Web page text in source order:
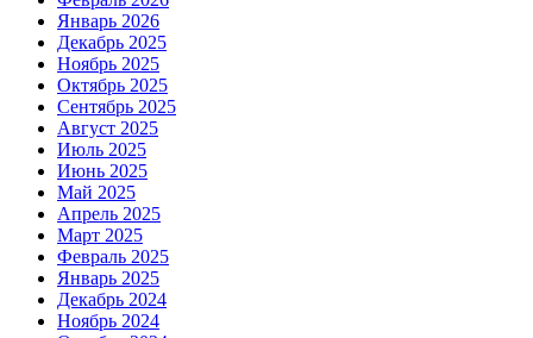
Январь 2026
Декабрь 2025
Ноябрь 2025
Октябрь 2025
Сентябрь 2025
Август 2025
Июль 2025
Июнь 2025
Май 2025
Апрель 2025
Март 2025
Февраль 2025
Январь 2025
Декабрь 2024
Ноябрь 2024